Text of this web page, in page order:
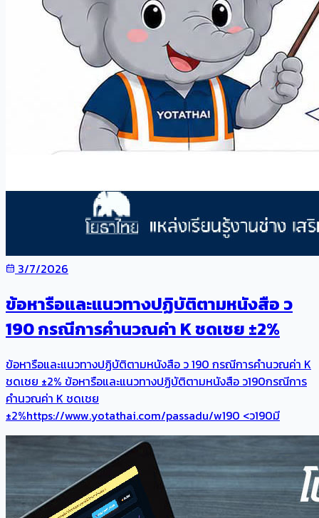
3/7/2026
ข้อหารือและแนวทางปฏิบัติตามหนังสือ ว
190 กรณีการคำนวณค่า K ชดเชย ±2%
ข้อหารือและแนวทางปฏิบัติตามหนังสือ ว 190 กรณีการคำนวณค่า K
ชดเชย ±2% ข้อหารือและแนวทางปฏิบัติตามหนังสือ ว190กรณีการ
คำนวณค่า K ชดเชย
±2%https://www.yotathai.com/passadu/w190 <ว190มี